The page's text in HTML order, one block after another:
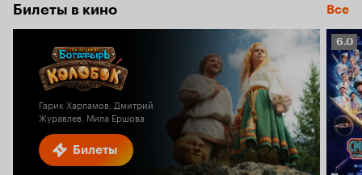
Билеты в кино Все
Билеты
Гарик Харламов, Дмитрий
Журавлев, Мила Ершова
6.0
6.0